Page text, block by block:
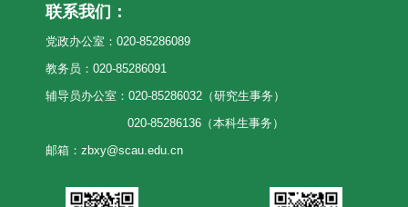
联系我们：
党政办公室：020-85286089
教务员：020-85286091
辅导员办公室：020-85286032（研究生事务）
020-85286136（本科生事务）
邮箱：zbxy@scau.edu.cn